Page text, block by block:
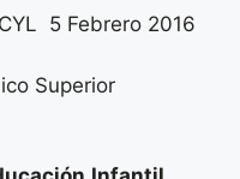
5 Febrero 2016
Superior